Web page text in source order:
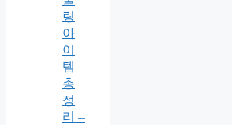
링
아
이
템
총
정
리 –